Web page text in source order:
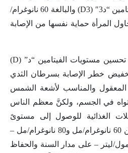
“تُصبح تلك الجرعة من الفيتامين “د3″ (D3) والبالغة 60 نانوغرام/
المرأة حماية نفسها من الإصابة
تشير دراسات عدة إلى أنَّ تحسين مستويات الفيتامين “د” (D)
خطر الإصابة بسرطان الثدي
المعقول والمناسب لأشعة الشمس
في الجسم، ولكنَّ معظم الناس
الغذائية للوصول إلى مستوىً
للفيتامين “د” (D) يتراوح بين 60 نانوغرام/مل و80 نانوغرام/مل –
بِ 100-150 نانومول/ليتر – على مدار السنة والحفاظ